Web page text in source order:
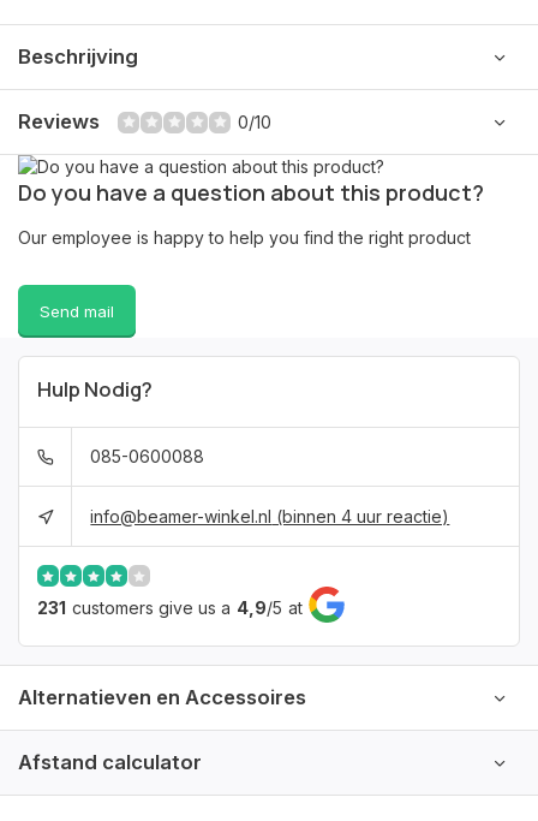
Beschrijving
Reviews 0/10
Do you have a question about this product?
Our employee is happy to help you find the right product
Send mail
Hulp Nodig?
085-0600088
info@beamer-winkel.nl (binnen 4 uur reactie)
231 customers give us a 4,9/5 at
Alternatieven en Accessoires
Afstand calculator